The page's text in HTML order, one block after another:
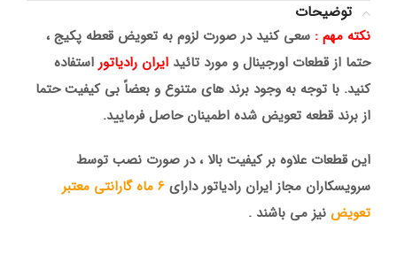
توضیحات
نکته مهم : سعی کنید در صورت لزوم به تعویض قعطه پکیج ،
حتما از قطعات اورجینال و مورد تائید ایران رادیاتوراستفاده
کنید. با توجه به وجود برند های متنوع و بعضاً بی کیفیت حتما
از برند قطعه تعویض شده اطمینان حاصل فرمایید.
این قطعات علاوه بر کیفیت بالا ، در صورت نصب توسط
سرویسکاران مجاز ایران رادیاتور دارای
6 ماه گارانتی معتبر
تعویض نیز می باشند .